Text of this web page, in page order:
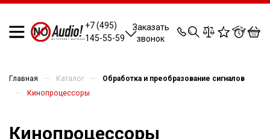
+7 (495)
145-55-59
Заказать
звонок
0 0 0 0
Главная — Каталог — Обработка и преобразование сигналов
— Кинопроцессоры
Кинопроцессоры